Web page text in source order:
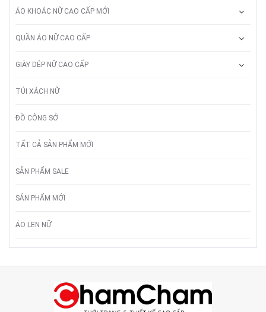
ÁO KHOÁC NỮ CAO CẤP MỚI
QUẦN ÁO NỮ CAO CẤP
GIÀY DÉP NỮ CAO CẤP
TÚI XÁCH NỮ
ĐỒ CÔNG SỞ
TẤT CẢ SẢN PHẨM MỚI
SẢN PHẨM SALE
SẢN PHẨM MỚI
ÁO LEN NỮ